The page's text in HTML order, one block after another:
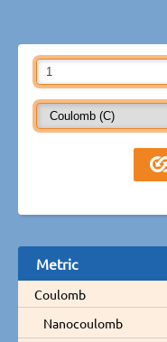
Metric
Coulomb
Nanocoulomb